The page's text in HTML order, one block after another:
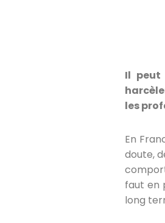
Il peut
les
En
doute,
faut en
long